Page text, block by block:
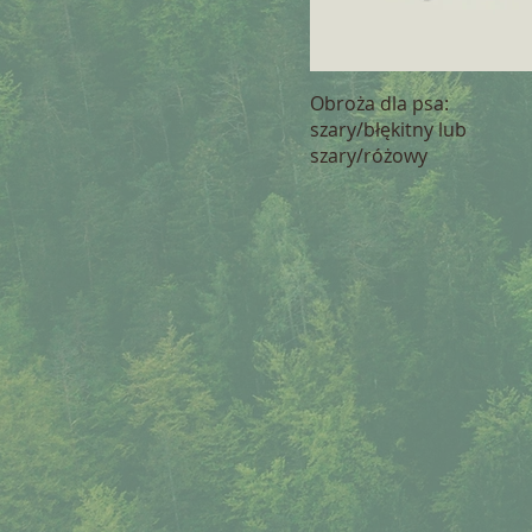
Obroża dla psa:
szary/błękitny lub
szary/różowy